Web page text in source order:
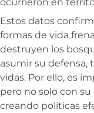
Estos datos
formas de vida
destruyen los
asumir su defensa,
vidas. Por ello, es
pero no solo con
creando políticas